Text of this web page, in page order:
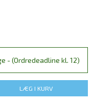
- (Ordredeadline kl. 12)
LÆG I KURV